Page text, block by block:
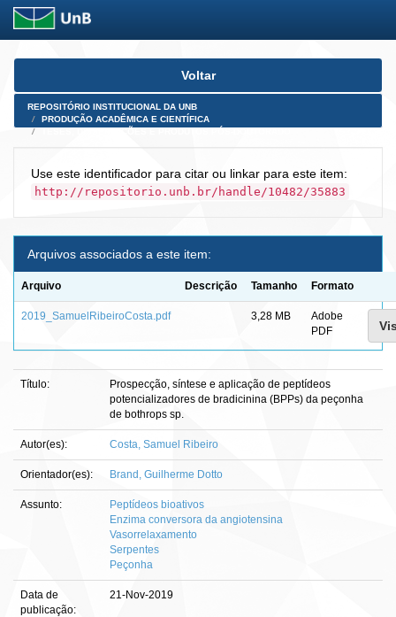
Skip
Voltar
REPOSITÓRIO INSTITUCIONAL DA UNB
PRODUÇÃO ACADÊMICA E CIENTÍFICA
Use este identificador para citar ou linkar para este item:
http://repositorio.unb.br/handle/10482/35883
Arquivos associados a este item:
Arquivo Descrição Tamanho Formato
2019_SamuelRibeiroCosta.pdf 3,28 MB
Adobe
PDF
Título:
Prospecção, síntese e aplicação de peptídeos
potencializadores de bradicinina (BPPs) da peçonha
de bothrops sp.
Autor(es): Costa, Samuel Ribeiro
Orientador(es): Brand, Guilherme Dotto
Assunto:
Peptídeos bioativos
Enzima conversora da angiotensina
Vasorrelaxamento
Serpentes
Peçonha
Data de
publicação:
21-Nov-2019